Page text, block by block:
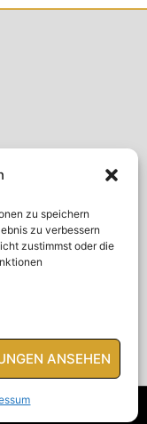
zu speichern
zu verbessern
zustimmst oder die
ANSEHEN